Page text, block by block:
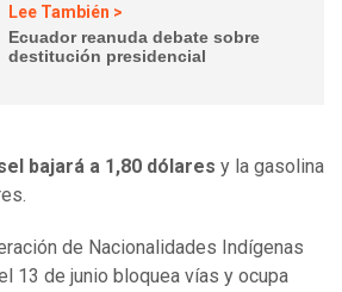
Lee También >
Ecuador reanuda debate sobre
destitución presidencial
bajará a 1,80 dólares y la gasolina
de Nacionalidades Indígenas
13 de junio bloquea vías y ocupa